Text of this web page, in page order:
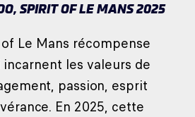
SPIRIT OF LE MANS 2025
Le Mans récompense
les valeurs de
passion, esprit
En 2025, cette